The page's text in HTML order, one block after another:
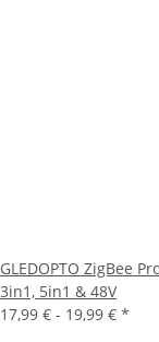
GLEDOPTO ZigBee
3in1, 5in1 & 48V
17,99 € - 19,99 € *